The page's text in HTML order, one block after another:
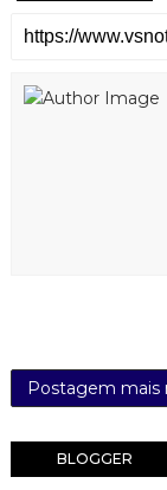
Postagem mais
BLOGGER